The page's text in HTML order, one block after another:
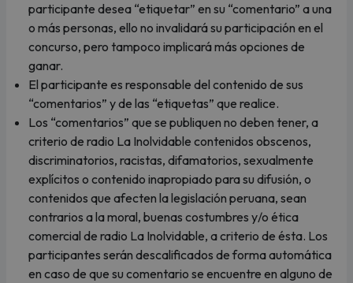
participante desea “etiquetar” en su “comentario” a una
o más personas, ello no invalidará su participación en el
concurso, pero tampoco implicará más opciones de
ganar.
El participante es responsable del contenido de sus
“comentarios” y de las “etiquetas” que realice.
Los “comentarios” que se publiquen no deben tener, a
criterio de radio La Inolvidable contenidos obscenos,
discriminatorios, racistas, difamatorios, sexualmente
explícitos o contenido inapropiado para su difusión, o
contenidos que afecten la legislación peruana, sean
contrarios a la moral, buenas costumbres y/o ética
comercial de radio La Inolvidable, a criterio de ésta. Los
participantes serán descalificados de forma automática
en caso de que su comentario se encuentre en alguno de